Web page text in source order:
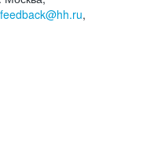
feedback@hh.ru,